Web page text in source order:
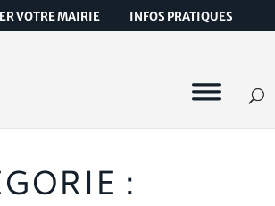
VOTRE MAIRIE INFOS PRATIQUES
: